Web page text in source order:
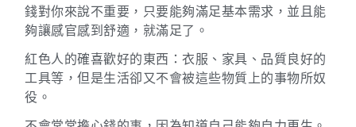
錢對你來說不重要，只要能夠滿足基本需求，並且能
夠讓感官感到舒適，就滿足了。
紅色人的確喜歡好的東西：衣服、家具、品質良好的
工具等，但是生活卻又不會被這些物質上的事物所奴
役。